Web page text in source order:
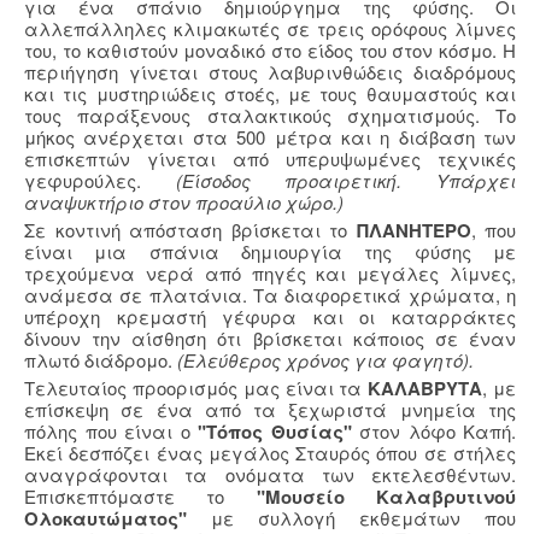
για ένα σπάνιο δημιούργημα της φύσης. Οι
αλλεπάλληλες κλιμακωτές σε τρεις ορόφους λίμνες
του, το καθιστούν μοναδικό στο είδος του στον κόσμο. Η
περιήγηση γίνεται στους λαβυρινθώδεις διαδρόμους
και τις μυστηριώδεις στοές, με τους θαυμαστούς και
τους παράξενους σταλακτικούς σχηματισμούς. Το
μήκος ανέρχεται στα 500 μέτρα και η διάβαση των
επισκεπτών γίνεται από υπερυψωμένες τεχνικές
γεφυρούλες. (Είσοδος προαιρετική. Υπάρχει
αναψυκτήριο στον προαύλιο χώρο.)
Σε κοντινή απόσταση βρίσκεται το ΠΛΑΝΗΤΕΡΟ, που
είναι μια σπάνια δημιουργία της φύσης με
τρεχούμενα νερά από πηγές και μεγάλες λίμνες,
ανάμεσα σε πλατάνια. Τα διαφορετικά χρώματα, η
υπέροχη κρεμαστή γέφυρα και οι καταρράκτες
δίνουν την αίσθηση ότι βρίσκεται κάποιος σε έναν
πλωτό διάδρομο. (Ελεύθερος χρόνος για φαγητό).
Τελευταίος προορισμός μας είναι τα ΚΑΛΑΒΡΥΤΑ, με
επίσκεψη σε ένα από τα ξεχωριστά μνημεία της
πόλης που είναι ο "Τόπος Θυσίας"στον λόφο Καπή.
Εκεί δεσπόζει ένας μεγάλος Σταυρός όπου σε στήλες
αναγράφονται τα ονόματα των εκτελεσθέντων.
Επισκεπτόμαστε το "Μουσείο Καλαβρυτινού
Ολοκαυτώματος" με συλλογή εκθεμάτων που